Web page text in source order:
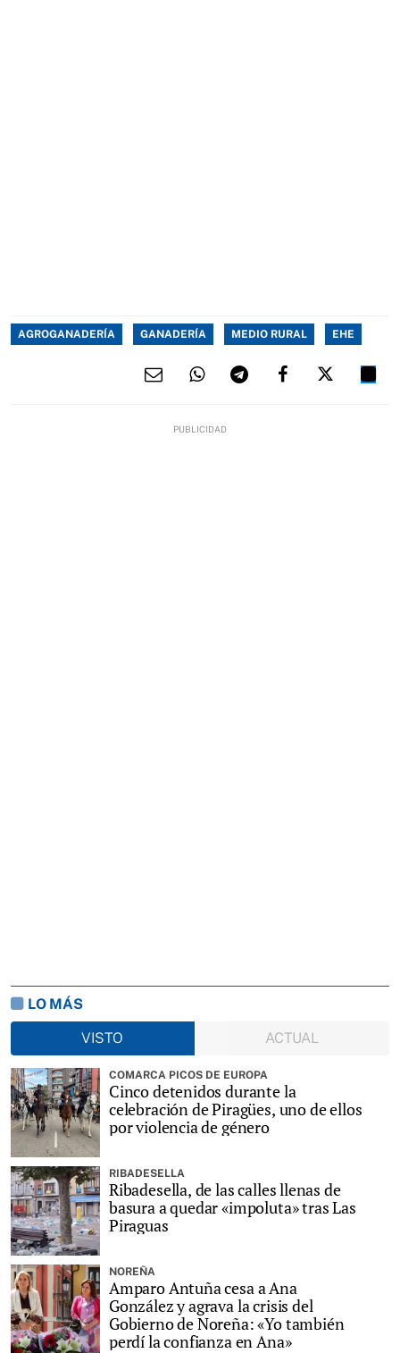
AGROGANADERÍA GANADERÍA MEDIO RURAL EHE
LO MÁS
VISTO
ACTUAL
COMARCA PICOS DE EUROPA
Cinco detenidos durante la
celebración de Piragües, uno de ellos
por violencia de género
RIBADESELLA
Ribadesella, de las calles llenas de
basura a quedar «impoluta» tras Las
Piraguas
NOREÑA
Amparo Antuña cesa a Ana
González y agrava la crisis del
Gobierno de Noreña: «Yo también
perdí la confianza en Ana»